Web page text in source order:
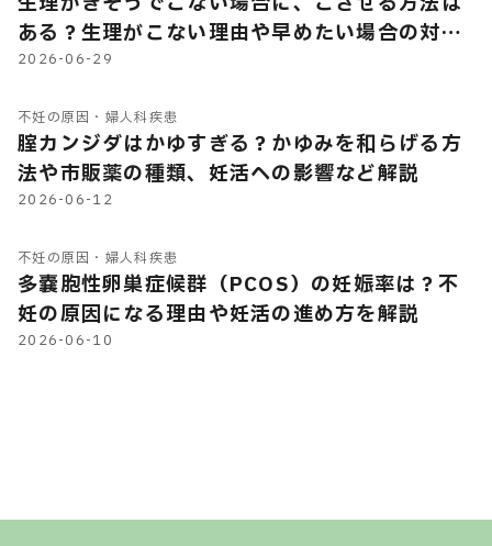
ある？生理がこない理由や早めたい場合の対処
法など解説
2026-06-29
不妊の原因・婦人科疾患
腟カンジダはかゆすぎる？かゆみを和らげる方
法や市販薬の種類、妊活への影響など解説
2026-06-12
不妊の原因・婦人科疾患
多嚢胞性卵巣症候群（PCOS）の妊娠率は？不
妊の原因になる理由や妊活の進め方を解説
2026-06-10